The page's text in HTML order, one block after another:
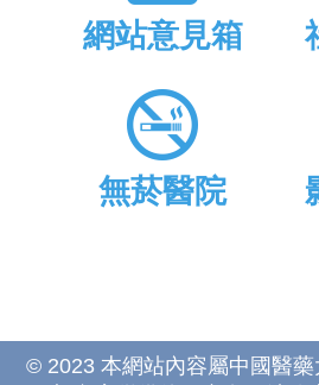
網站意見箱
無菸醫院
© 2023 本網站內容屬中國醫藥